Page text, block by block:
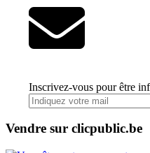
Inscrivez-vous pour être
Vendre sur clicpublic.be